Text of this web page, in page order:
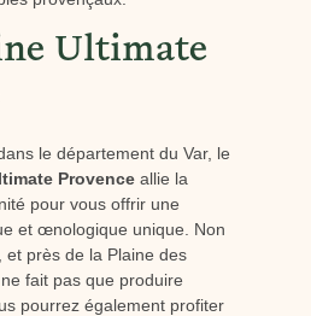
Ultimate
le département du Var, le
Provenceallie la
pour vous offrir une
et œnologique unique. Non
et près de la Plaine des
fait pas que produire
pourrez également profiter